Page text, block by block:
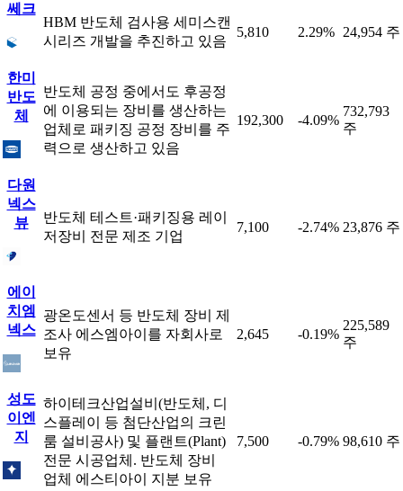
쎄크
HBM 반도체 검사용 세미스캔
시리즈 개발을 추진하고 있음
5,810 2.29% 24,954 주
한미
반도
체
반도체 공정 중에서도 후공정
에 이용되는 장비를 생산하는
업체로 패키징 공정 장비를 주
력으로 생산하고 있음
192,300 -4.09%
732,793
주
다원
넥스
뷰
반도체 테스트·패키징용 레이
저장비 전문 제조 기업
7,100 -2.74% 23,876 주
에이
치엠
넥스
광온도센서 등 반도체 장비 제
조사 에스엠아이를 자회사로
보유
2,645 -0.19%
225,589
주
성도
이엔
지
하이테크산업설비(반도체, 디
스플레이 등 첨단산업의 크린
룸 설비공사) 및 플랜트(Plant)
전문 시공업체. 반도체 장비
업체 에스티아이 지분 보유
7,500 -0.79% 98,610 주